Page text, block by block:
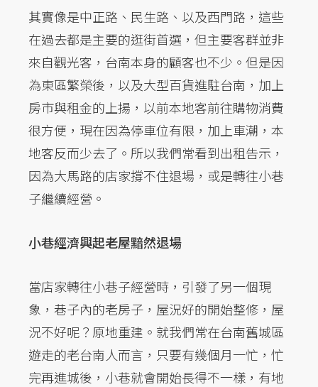
其實像是中正路、民生路、以及西門路，這些
在過去都是主要的逛街首選，但主要客群並非
來自觀光客，台南本身的顧客也不少。但是因
為東區繁榮後，以及大型百貨進駐台南，加上
房市與租金的上揚，以前本地客前往購物消費
很方便，現在因為停車位有限，加上車潮，本
地客反而少去了。所以我們常看到出租告示，
因為大馬路的店家撐不住退場，或是轉往小巷
子繼續經營。
小巷經濟興起老屋黯然退場
當店家轉往小巷子經營時，引發了另一個現
象，巷子內的老房子，屋況好的開始整修，屋
況不好呢？原地重建。就我們常在台南舊城區
遊走的老台南人而言，只要有幾個月一忙，忙
完再進城後，小巷就會開始長得不一樣，有地